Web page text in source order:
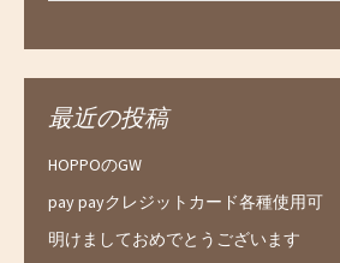
最近の投稿
HOPPOのGW
pay payクレジットカード各種使用可
明けましておめでとうございます